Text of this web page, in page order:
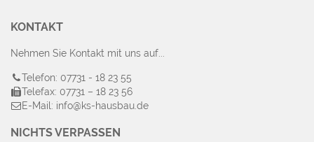
KONTAKT
Nehmen Sie Kontakt mit uns auf...
Telefon: 07731 - 18 23 55
Telefax: 07731 – 18 23 56
E-Mail: info@ks-hausbau.de
NICHTS VERPASSEN